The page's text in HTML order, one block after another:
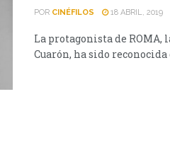
POR CINÉFILOS 18 ABRIL, 2019
La protagonista de
Cuarón, ha sido reconocida